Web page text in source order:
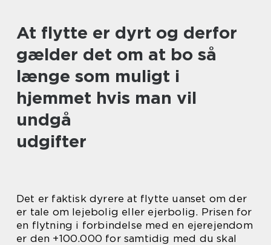
At flytte er dyrt og derfor
gælder det om at bo så
længe som muligt i
hjemmet hvis man vil
undgå
udgifter
Det er faktisk dyrere at flytte uanset om der
er tale om lejebolig eller ejerbolig. Prisen for
en flytning i forbindelse med en ejerejendom
er den +100.000 for samtidig med du skal